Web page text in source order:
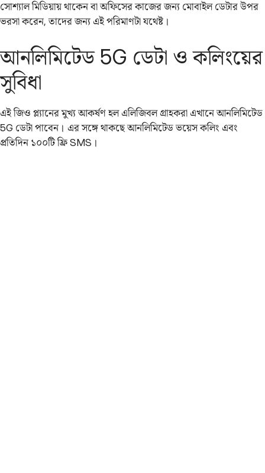
সোশ্যাল মিডিয়ায় থাকেন বা অফিসের কাজের জন্য মোবাইল ডেটার উপর
ভরসা করেন, তাদের জন্য এই পরিমাণটা যথেষ্ট।
আনলিমিটেড 5G ডেটা ও কলিংয়ের
সুবিধা
এই জিও প্ল্যানের মুখ্য আকর্ষণ হল এলিজিবল গ্রাহকরা এখানে আনলিমিটেড
5G ডেটা পাবেন। এর সঙ্গে থাকছে আনলিমিটেড ভয়েস কলিং এবং
প্রতিদিন ১০০টি ফ্রি SMS।